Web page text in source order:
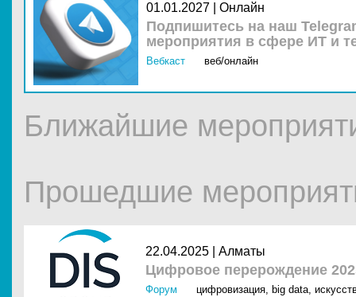
01.01.2027 | Онлайн
Подпишитесь на наш
мероприятия в сфере ИТ и
Вебкаст веб/онлайн
Ближайшие
Прошедшие
22.04.2025 | Алматы
Цифровое перерождение
Форум цифровизация, big data,